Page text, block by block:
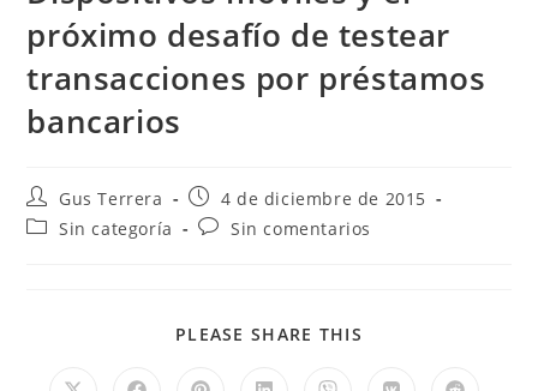
próximo desafío de testear
transacciones por préstamos
bancarios
Gus Terrera
4 de diciembre de 2015
Sin categoría
Sin comentarios
PLEASE SHARE THIS